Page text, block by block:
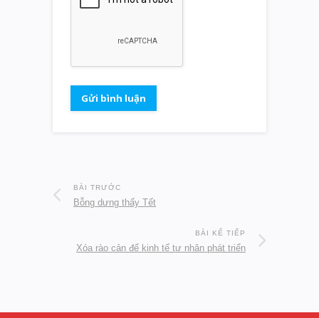
BÀI TRƯỚC
Bỗng dưng thấy Tết
BÀI KẾ TIẾP
Xóa rào cản để kinh tế tư nhân phát triển